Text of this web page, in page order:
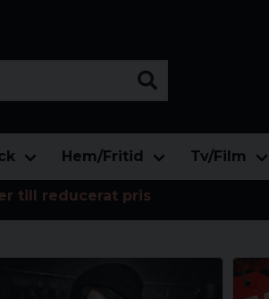
Hem/Fritid Tv/Film
till reducerat pris